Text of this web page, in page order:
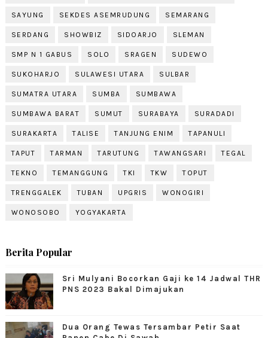
SAYUNG SEKDES ASEMRUDUNG SEMARANG
SERDANG SHOWBIZ SIDOARJO SLEMAN
SMP N 1 GABUS SOLO SRAGEN SUDEWO
SUKOHARJO SULAWESI UTARA SULBAR
SUMATRA UTARA SUMBA SUMBAWA
SUMBAWA BARAT SUMUT SURABAYA SURADADI
SURAKARTA TALISE TANJUNG ENIM TAPANULI
TAPUT TARMAN TARUTUNG TAWANGSARI TEGAL
TEKNO TEMANGGUNG TKI TKW TOPUT
TRENGGALEK TUBAN UPGRIS WONOGIRI
WONOSOBO YOGYAKARTA
Berita Popular
Sri Mulyani Bocorkan Gaji ke 14 Jadwal THR
PNS 2023 Bakal Dimajukan
Dua Orang Tewas Tersambar Petir Saat